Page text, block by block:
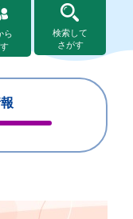
ら
検索して
さがす